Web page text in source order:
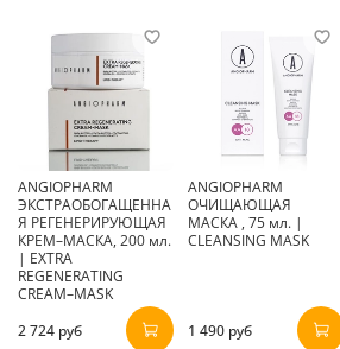
ANGIOPHARM
ЭКСТРАОБОГАЩЕННА
Я РЕГЕНЕРИРУЮЩАЯ
КРЕМ–МАСКА, 200 мл.
| EXTRA
REGENERATING
CREAM–MASK
2 724 руб
ANGIOPHARM
ОЧИЩАЮЩАЯ
МАСКА , 75 мл. |
CLEANSING MASK
1 490 руб